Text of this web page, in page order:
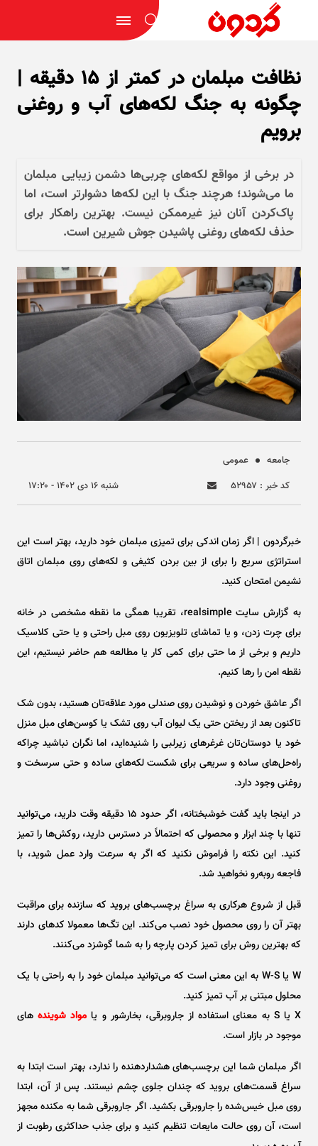
نظافت مبلمان در کمتر از ۱۵ دقیقه |
چگونه به جنگ لکه‌های آب و روغنی
برویم
در برخی از مواقع لکه‌های چربی‌ها دشمن زیبایی مبلمان
ما می‌شوند؛ هرچند جنگ با این لکه‌ها دشوارتر است، اما
پاک‌کردن آنان نیز غیرممکن نیست. بهترین راهکار برای
حذف لکه‌های روغنی پاشیدن جوش شیرین است.
جامعه
عمومی
کد خبر : ۵۲۹۵۷
شنبه ۱۶ دی ۱۴۰۲ - ۱۷:۲۰
خبرگردون | اگر زمان اندکی برای تمیزی مبلمان خود دارید، بهتر است این
استراتژی سریع را برای از بین بردن کثیفی و لکه‌های روی مبلمان اتاق
نشیمن امتحان کنید.
به گزارش سایت realsimple، تقریبا همگی ما نقطه مشخصی در خانه
برای چرت زدن، و یا تماشای تلویزیون روی مبل راحتی و یا حتی کلاسیک
داریم و برخی از ما حتی برای کمی کار یا مطالعه هم حاضر نیستیم، این
نقطه امن را رها کنیم.
اگر عاشق خوردن و نوشیدن روی صندلی مورد علاقه‌تان هستید، بدون شک
تاکنون بعد از ریختن حتی یک لیوان آب روی تشک یا کوسن‌های مبل منزل
خود یا دوستان‌تان غرغر‌های زیرلبی را شنیده‌اید، اما نگران نباشید چراکه
راه‌حل‌های ساده و سریعی برای شکست لکه‌های ساده و حتی سرسخت و
روغنی وجود دارد.
در اینجا باید گفت خوشبختانه، اگر حدود ۱۵ دقیقه وقت دارید، می‌توانید
تنها با چند ابزار و محصولی که احتمالاً در دسترس دارید، روکش‌ها را تمیز
کنید. این نکته را فراموش نکنید که اگر به سرعت وارد عمل شوید، با
فاجعه روبه‌رو نخواهید شد.
قبل از شروع هرکاری به سراغ برچسب‌های بروید که سازنده برای مراقبت
بهتر آن را روی محصول خود نصب می‌کند. این تگ‌ها معمولا کد‌های دارند
که بهترین روش برای تمیز کردن پارچه را به شما گوشزد می‌کنند.
W یا W-S به این معنی است که می‌توانید مبلمان خود را به راحتی با یک
محلول مبتنی بر آب تمیز کنید.
X یا S به معنای استفاده از جاروبرقی، بخارشور و یا
مواد شوینده‌های
موجود در بازار است.
اگر مبلمان شما این برچسب‌های هشداردهنده را ندارد، بهتر است ابتدا به
سراغ قسمت‌های بروید که چندان جلوی چشم نیستند. پس از آن، ابتدا
روی مبل خیس‌شده را جاروبرقی بکشید. اگر جاروبرقی شما به مکنده مجهز
است، آن روی حالت مایعات تنظیم کنید و برای جذب حداکثری رطوبت از